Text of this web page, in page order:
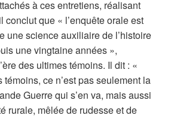
à ces entretiens, réalisant
conclut que « l’enquête orale est
une science auxiliaire de l’histoire
une vingtaine années »,
des ultimes témoins. Il dit : «
ce n’est pas seulement la
Guerre qui s’en va, mais aussi
rurale, mêlée de rudesse et de